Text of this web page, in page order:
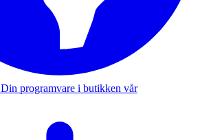
Din programvare i butikken vår